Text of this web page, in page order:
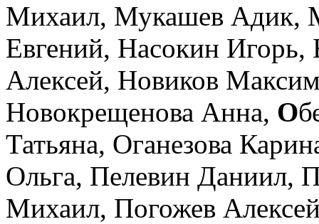
Михаил, Мукашев Адик,
Евгений, Насокин Игорь,
Алексей, Новиков
Новокрещенова Анна, О
Татьяна, Оганезова
Ольга, Пелевин Даниил,
Михаил, Погожев